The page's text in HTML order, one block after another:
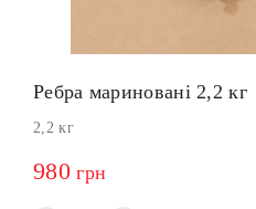
Ребра мариновані 2,2 кг
2,2 кг
980 грн